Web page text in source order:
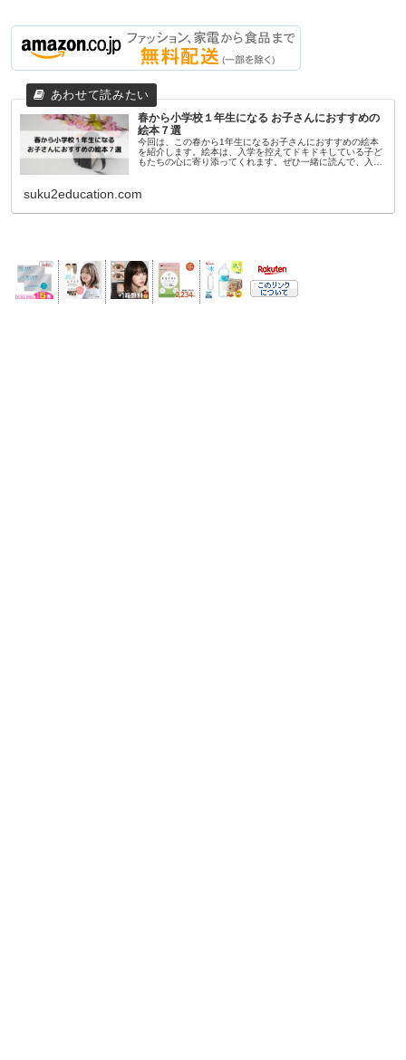
春から小学校１年生になる お子さんにおすすめの
絵本７選
今回は、この春から1年生になるお子さんにおすすめの絵本
を紹介します。絵本は、入学を控えてドキドキしている子ど
もたちの心に寄り添ってくれます。ぜひ一緒に読んで、入学
suku2education.com